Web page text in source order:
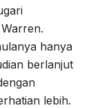
hanya
berlanjut
lebih.